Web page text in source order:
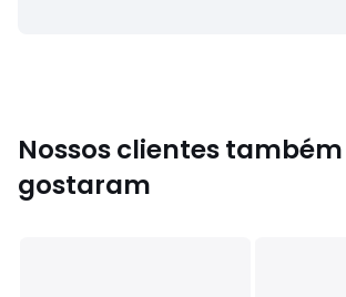
Nossos clientes também
gostaram